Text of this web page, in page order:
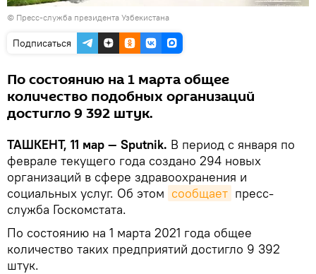
© Пресс-служба президента Узбекистана
Подписаться
По состоянию на 1 марта общее
количество подобных организаций
достигло 9 392 штук.
ТАШКЕНТ, 11 мар — Sputnik. В период с января по
феврале текущего года создано 294 новых
организаций в сфере здравоохранения и
социальных услуг. Об этом сообщает пресс-
служба Госкомстата.
По состоянию на 1 марта 2021 года общее
количество таких предприятий достигло 9 392
штук.